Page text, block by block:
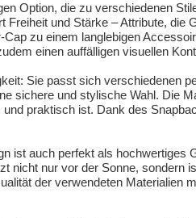
Option, die zu verschiedenen
und Stärke – Attribute, die
zu einem langlebigen
einen auffälligen visuellen
Sie passt sich verschiedenen
sichere und stylische Wahl. Die
praktisch ist. Dank des
ist auch perfekt als hochwertiges
nicht nur vor der Sonne, sondern
der verwendeten